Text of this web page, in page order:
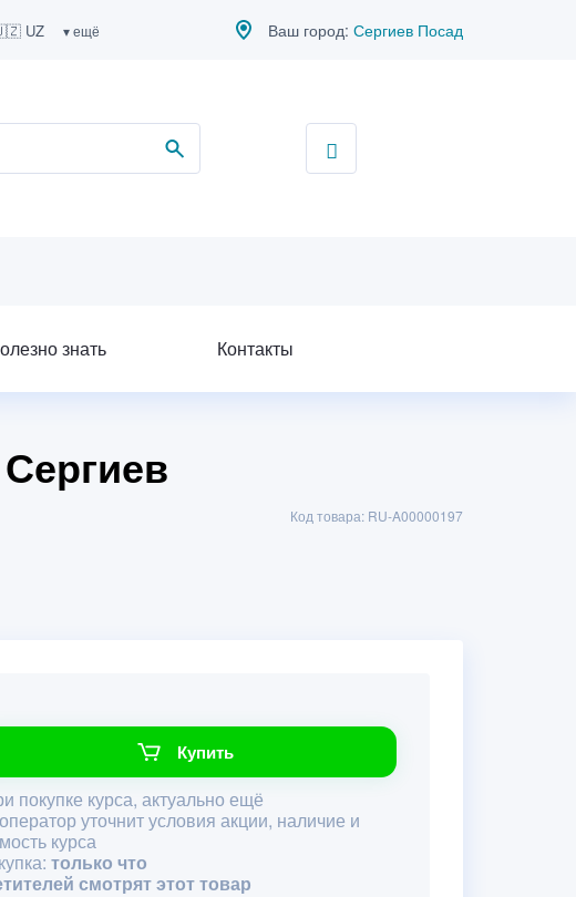
UZ ▾ ещё Ваш город: Сергиев Посад
знать Контакты
Код товара: RU-A00000197
Купить
покупке курса, актуально ещё
уточнит условия акции, наличие и
курса
только что
смотрят этот товар